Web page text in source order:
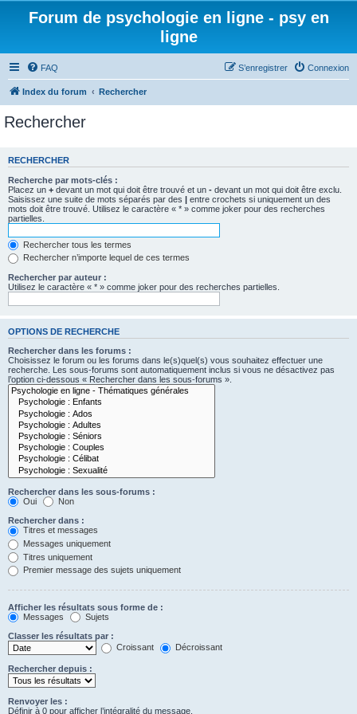
Forum de psychologie en ligne - psy en
ligne
FAQ Connexion
S’enregistrer
Index du forum Rechercher
Rechercher
RECHERCHER
Recherche par mots-clés :
Placez un + devant un mot qui doit être trouvé et un - devant un mot qui doit être exclu.
Saisissez une suite de mots séparés par des | entre crochets si uniquement un des
mots doit être trouvé. Utilisez le caractère « * » comme joker pour des recherches
partielles.
Rechercher tous les termes
Rechercher n’importe lequel de ces termes
Rechercher par auteur :
Utilisez le caractère « * » comme joker pour des recherches partielles.
OPTIONS DE RECHERCHE
Rechercher dans les forums :
Choisissez le forum ou les forums dans le(s)quel(s) vous souhaitez effectuer une
recherche. Les sous-forums sont automatiquement inclus si vous ne désactivez pas
l’option ci-dessous « Rechercher dans les sous-forums ».
Rechercher dans les sous-forums :
Oui
Non
Rechercher dans :
Titres et messages
Messages uniquement
Titres uniquement
Premier message des sujets uniquement
Afficher les résultats sous forme de :
Messages
Sujets
Classer les résultats par :
Croissant
Décroissant
Rechercher depuis :
Renvoyer les :
Définir à 0 pour afficher l’intégralité du message.